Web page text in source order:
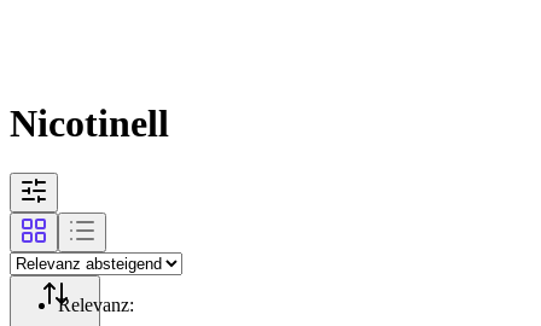
Nicotinell
Relevanz: